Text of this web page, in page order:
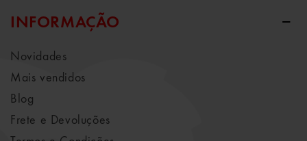
INFORMAÇÃO
Novidades
Mais vendidos
Blog
Frete e Devoluções